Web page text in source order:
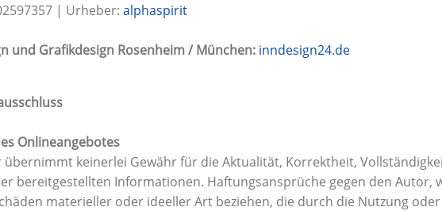
| Urheber: alphaspirit
und Grafikdesign Rosenheim / München: inndesign24.de
Onlineangebotes
übernimmt keinerlei Gewähr für die Aktualität, Korrektheit,
bereitgestellten Informationen. Haftungsansprüche gegen den Autor,
materieller oder ideeller Art beziehen, die durch die Nutzung oder